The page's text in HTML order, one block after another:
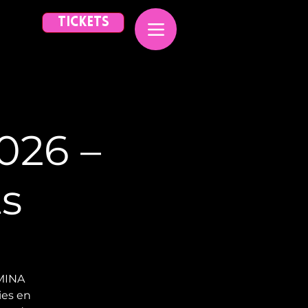
TICKETS
–
en